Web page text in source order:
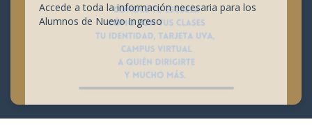
Accede a toda la información necesaria para los
Alumnos de Nuevo Ingreso